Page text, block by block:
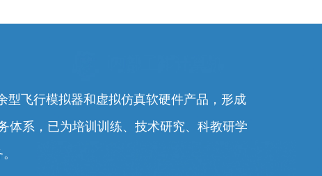
型飞行模拟器和虚拟仿真软硬件产品，形成
体系，已为培训训练、技术研究、科教研学